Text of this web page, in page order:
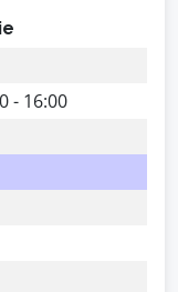
- 16:00